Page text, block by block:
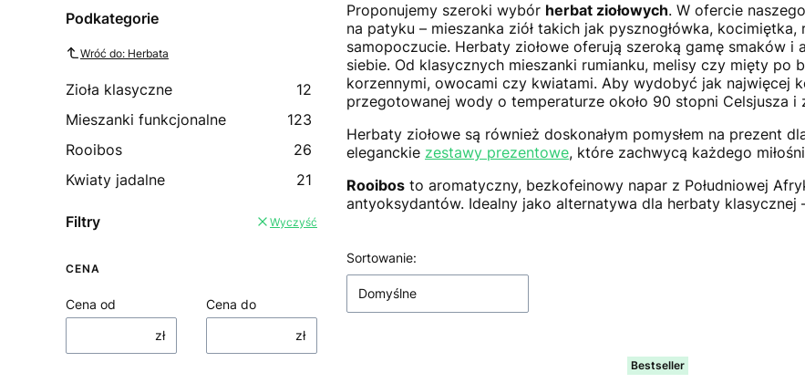
Podkategorie
Wróć do: Herbata
Zioła klasyczne
12
Mieszanki funkcjonalne
123
Rooibos
26
Kwiaty jadalne
21
Filtry Wyczyść
CENA
Cena od
zł
Cena do
zł
Proponujemy szeroki wybór herbat ziołowych. W ofercie
na patyku – mieszanka ziół takich jak pysznogłówka,
samopoczucie. Herbaty ziołowe oferują szeroką gamę smaków
siebie. Od klasycznych mieszanki rumianku, melisy czy mięty
korzennymi, owocami czy kwiatami. Aby wydobyć jak najwięcej
przegotowanej wody o temperaturze około 90 stopni Celsjusza i
Herbaty ziołowe są również doskonałym pomysłem na prezent
eleganckie zestawy prezentowe, które zachwycą każdego
Rooibos to aromatyczny, bezkofeinowy napar z Południowej
antyoksydantów. Idealny jako alternatywa dla herbaty klasycznej
Lista produktów
Sortowanie:
Domyślne
Bestseller